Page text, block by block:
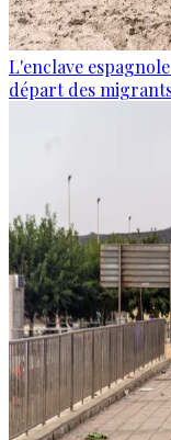
L'enclave
départ des